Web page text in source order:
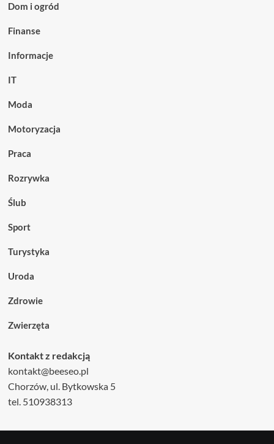
Dom i ogród
Finanse
Informacje
IT
Moda
Motoryzacja
Praca
Rozrywka
Ślub
Sport
Turystyka
Uroda
Zdrowie
Zwierzęta
Kontakt z redakcją
kontakt@beeseo.pl
Chorzów, ul. Bytkowska 5
tel. 510938313